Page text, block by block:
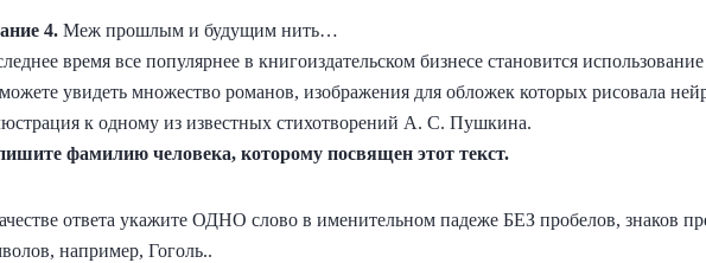
4. Меж прошлым и будущим нить…
время все популярнее в книгоиздательском бизнесе становится
увидеть множество романов, изображения для обложек которых рисовала
к одному из известных стихотворений А. С. Пушкина.
фамилию человека, которому посвящен этот текст.
ответа укажите ОДНО слово в именительном падеже БЕЗ пробелов, знаков
например, Гоголь..